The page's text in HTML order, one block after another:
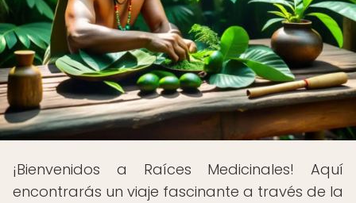
¡Bienvenidos a Raíces Medicinales! Aquí
encontrarás un viaje fascinante a través de la